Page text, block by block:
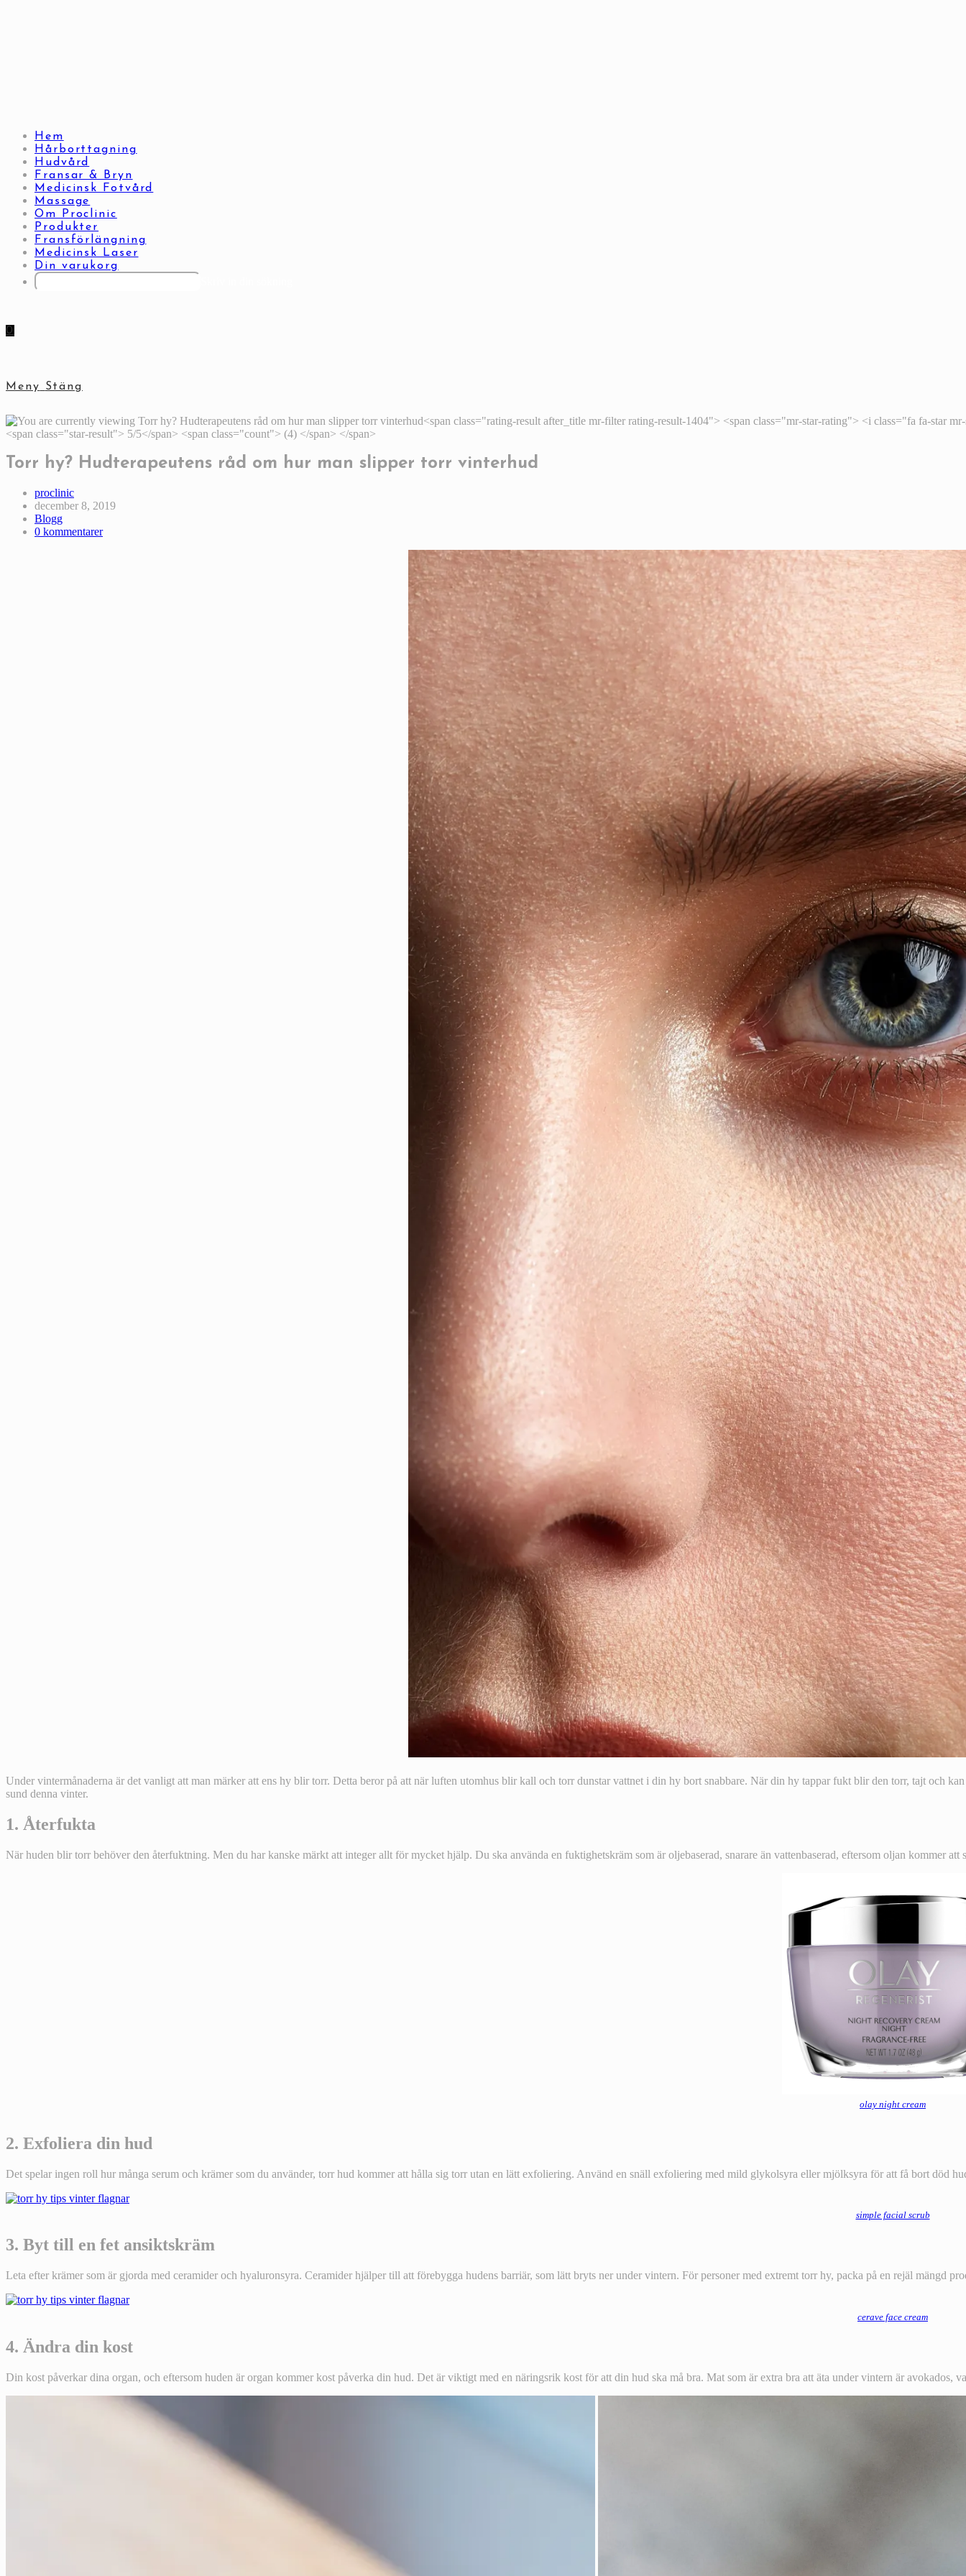
Hem
Hårborttagning
Hudvård
Fransar & Bryn
Medicinsk Fotvård
Massage
Om Proclinic
Produkter
Fransförlängning
Medicinsk Laser
Din varukorg
0
Meny Stäng
Torr hy? Hudterapeutens råd om hur man slipper torr vinterhud
Inläggsförfattare:
proclinic
Inlägget
publicerat:
december 8, 2019
Inläggskategori:
Blogg
Kommentarer
0 kommentarer
Under vintermånaderna är det vanligt att man märker att ens hy blir torr. Detta beror på att när luften utomhus blir kall och torr dunstar vattnet i din hy bort snabbare. När din hy tappar fukt blir den torr, tajt
sund denna vinter.
1. Återfukta
När huden blir torr behöver den återfuktning. Men du har kanske märkt att integer allt för mycket hjälp. Du ska använda en fuktighetskräm som är oljebaserad, snarare än vattenbaserad, eftersom oljan kommer
olay night cream
2. Exfoliera din hud
Det spelar ingen roll hur många serum och krämer som du använder, torr hud kommer att hålla sig torr utan en lätt exfoliering. Använd en snäll exfoliering med mild glykolsyra eller mjölksyra för att få bort död
simple facial scrub
3. Byt till en fet ansiktskräm
Leta efter krämer som är gjorda med ceramider och hyaluronsyra. Ceramider hjälper till att förebygga hudens barriär, som lätt bryts ner under vintern. För personer med extremt torr hy, packa på en rejäl mängd
cerave face cream
4. Ändra din kost
Din kost påverkar dina organ, och eftersom huden är organ kommer kost påverka din hud. Det är viktigt med en näringsrik kost för att din hud ska må bra. Mat som är extra bra att äta under vintern är avokados,